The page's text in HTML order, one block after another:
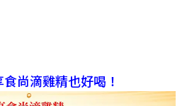
尚滴雞精也好喝！